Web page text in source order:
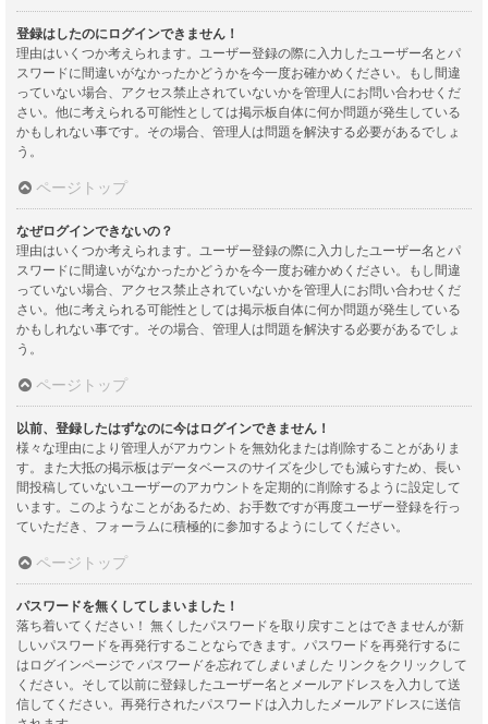
登録はしたのにログインできません！
理由はいくつか考えられます。ユーザー登録の際に入力したユーザー名とパ
スワードに間違いがなかったかどうかを今一度お確かめください。もし間違
っていない場合、アクセス禁止されていないかを管理人にお問い合わせくだ
さい。他に考えられる可能性としては掲示板自体に何か問題が発生している
かもしれない事です。その場合、管理人は問題を解決する必要があるでしょ
う。
ページトップ
なぜログインできないの？
理由はいくつか考えられます。ユーザー登録の際に入力したユーザー名とパ
スワードに間違いがなかったかどうかを今一度お確かめください。もし間違
っていない場合、アクセス禁止されていないかを管理人にお問い合わせくだ
さい。他に考えられる可能性としては掲示板自体に何か問題が発生している
かもしれない事です。その場合、管理人は問題を解決する必要があるでしょ
う。
ページトップ
以前、登録したはずなのに今はログインできません！
様々な理由により管理人がアカウントを無効化または削除することがありま
す。また大抵の掲示板はデータベースのサイズを少しでも減らすため、長い
間投稿していないユーザーのアカウントを定期的に削除するように設定して
います。このようなことがあるため、お手数ですが再度ユーザー登録を行っ
ていただき、フォーラムに積極的に参加するようにしてください。
ページトップ
パスワードを無くしてしまいました！
落ち着いてください！ 無くしたパスワードを取り戻すことはできませんが新
しいパスワードを再発行することならできます。パスワードを再発行するに
はログインページで パスワードを忘れてしまいました リンクをクリックして
ください。そして以前に登録したユーザー名とメールアドレスを入力して送
信してください。再発行されたパスワードは入力したメールアドレスに送信